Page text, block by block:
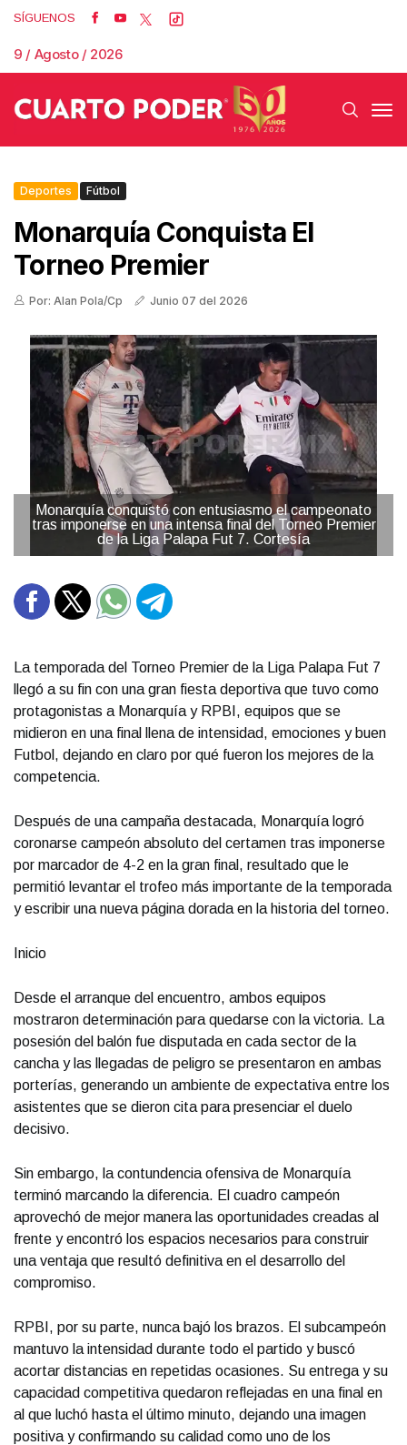
SÍGUENOS
9 / Agosto / 2026
Deportes Fútbol
Monarquía Conquista El
Torneo Premier
Por: Alan Pola/Cp Junio 07 del 2026
Monarquía conquistó con entusiasmo el campeonato
tras imponerse en una intensa final del Torneo Premier
de la Liga Palapa Fut 7. Cortesía
La temporada del Torneo Premier de la Liga Palapa Fut 7
llegó a su fin con una gran fiesta deportiva que tuvo como
protagonistas a Monarquía y RPBI, equipos que se
midieron en una final llena de intensidad, emociones y buen
Futbol, dejando en claro por qué fueron los mejores de la
competencia.
Después de una campaña destacada, Monarquía logró
coronarse campeón absoluto del certamen tras imponerse
por marcador de 4-2 en la gran final, resultado que le
permitió levantar el trofeo más importante de la temporada
y escribir una nueva página dorada en la historia del torneo.
Inicio
Desde el arranque del encuentro, ambos equipos
mostraron determinación para quedarse con la victoria. La
posesión del balón fue disputada en cada sector de la
cancha y las llegadas de peligro se presentaron en ambas
porterías, generando un ambiente de expectativa entre los
asistentes que se dieron cita para presenciar el duelo
decisivo.
Sin embargo, la contundencia ofensiva de Monarquía
terminó marcando la diferencia. El cuadro campeón
aprovechó de mejor manera las oportunidades creadas al
frente y encontró los espacios necesarios para construir
una ventaja que resultó definitiva en el desarrollo del
compromiso.
RPBI, por su parte, nunca bajó los brazos. El subcampeón
mantuvo la intensidad durante todo el partido y buscó
acortar distancias en repetidas ocasiones. Su entrega y su
capacidad competitiva quedaron reflejadas en una final en
al que luchó hasta el último minuto, dejando una imagen
positiva y confirmando su calidad como uno de los